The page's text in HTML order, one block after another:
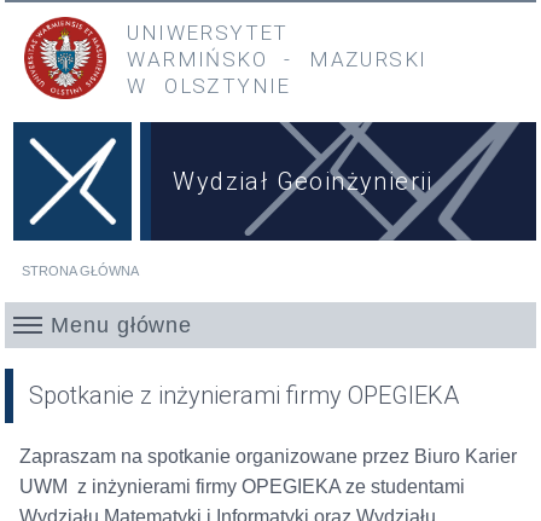
Przejdź do treści
Przejdź do menu głównego
UNIWERSYTET
WARMIŃSKO
- MAZURSKI
W OLSZTYNIE
Wydział Geoinżynierii
STRONA GŁÓWNA
Menu główne
Spotkanie z inżynierami firmy OPEGIEKA
Zapraszam na spotkanie organizowane przez Biuro Karier
UWM z inżynierami firmy OPEGIEKA ze studentami